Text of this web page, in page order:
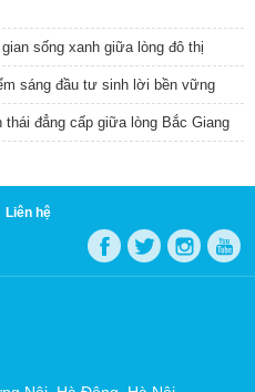
sống xanh giữa lòng đô thị
sáng đầu tư sinh lời bền vững
đẳng cấp giữa lòng Bắc Giang
Liên hệ